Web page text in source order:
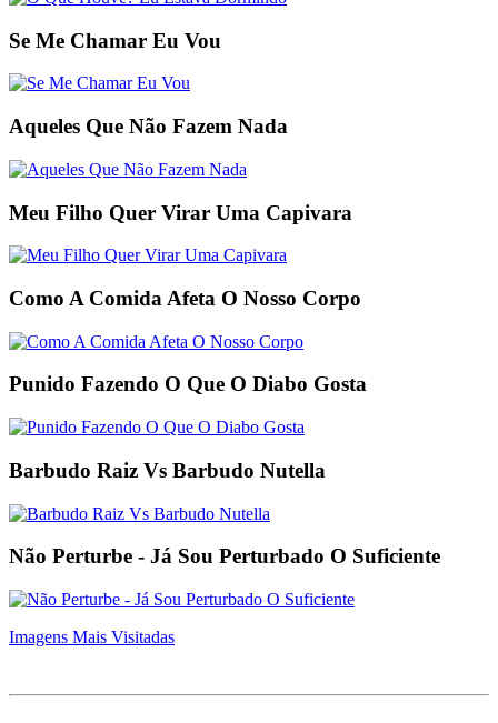
Se Me Chamar Eu Vou
Aqueles Que Não Fazem Nada
Meu Filho Quer Virar Uma Capivara
Como A Comida Afeta O Nosso Corpo
Punido Fazendo O Que O Diabo Gosta
Barbudo Raiz Vs Barbudo Nutella
Não Perturbe - Já Sou Perturbado O Suficiente
Imagens Mais Visitadas